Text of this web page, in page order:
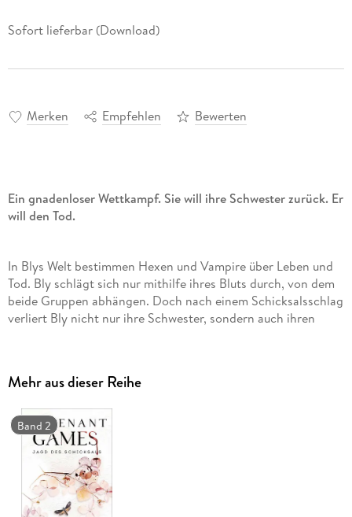
Sofort lieferbar (Download)
Merken Empfehlen Bewerten
Ein gnadenloser Wettkampf. Sie will ihre Schwester zurück. Er
will den Tod.
In Blys Welt bestimmen Hexen und Vampire über Leben und
Tod. Bly schlägt sich nur mithilfe ihres Bluts durch, von dem
beide Gruppen abhängen. Doch nach einem Schicksalsschlag
verliert Bly nicht nur ihre Schwester, sondern auch ihren
Vampiren und Hexen, bei dem der Gewinner eine Tote wieder
zum Leben erwecken oder einen Menschen in einen Vampir
verwandeln darf. Bly will um jeden Preis siegen. Doch sie hat
nicht mit dem Vampir Kerrigan gerechnet, mit seinen
unberechenbaren Absichten oder seiner unheimlichen
Anziehungskraft . . .
Mehr aus dieser Reihe
Band 2